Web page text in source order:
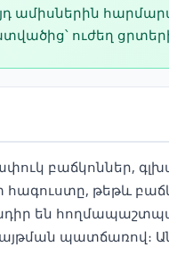
ամիսներին
ուժեղ
բաճկոններ,
թեթև
են հողմապաշտպան
պատճառով։